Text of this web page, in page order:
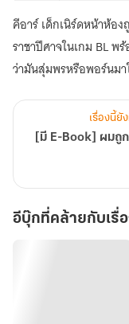
ระบบ
สุ่ม
พร
คีอาร์ เด็กเนิร์ดหน้าห้อ
ราชาปีศาจในเกม BL พ
ว่ามันสุ่มพรหรือพอร์นม
เรื่องนี้ยั
[มี E-Book] ผมถู
อีบุ๊กที่คล้ายกับเรื่